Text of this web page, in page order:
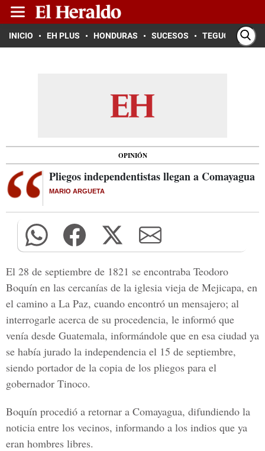
INICIO EH PLUS HONDURAS SUCESOS TEGUCIGALPA
OPINIÓN
Pliegos independentistas llegan a Comayagua
MARIO ARGUETA
El 28 de septiembre de 1821 se encontraba Teodoro
Boquín en las cercanías de la iglesia vieja de Mejicapa, en
el camino a La Paz, cuando encontró un mensajero; al
interrogarle acerca de su procedencia, le informó que
venía desde Guatemala, informándole que en esa ciudad ya
se había jurado la independencia el 15 de septiembre,
siendo portador de la copia de los pliegos para el
gobernador Tinoco.
Boquín procedió a retornar a Comayagua, difundiendo la
noticia entre los vecinos, informando a los indios que ya
eran hombres libres.